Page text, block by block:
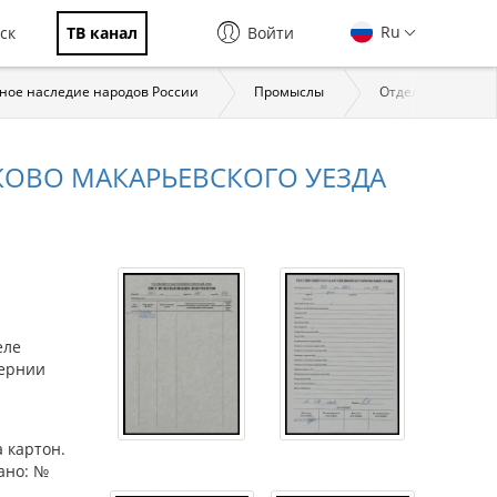
ТВ канал Ru
Войти
наследие народов России Промыслы Отдельные
МАКАРЬЕВСКОГО УЕЗДА
картон.
№